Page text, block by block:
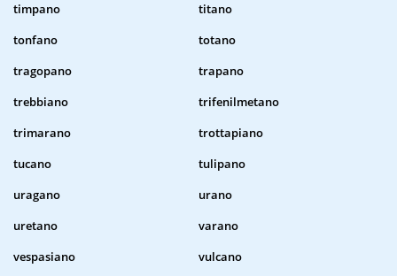
timpano
titano
tonfano
totano
tragopano
trapano
trebbiano
trifenilmetano
trimarano
trottapiano
tucano
tulipano
uragano
urano
uretano
varano
vespasiano
vulcano